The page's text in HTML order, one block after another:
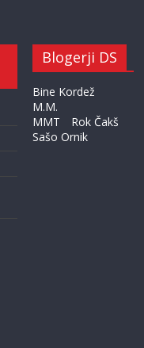
Blogerji DS
Bine Kordež
M.M.
MMT
Rok Čakš
Sašo Ornik